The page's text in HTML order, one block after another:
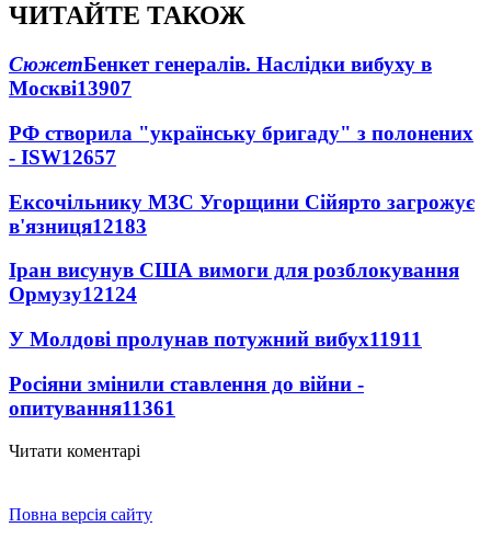
ЧИТАЙТЕ ТАКОЖ
СюжетБенкет генералів. Наслідки вибуху в
Москві13907
РФ створила "українську бригаду" з полонених
- ISW12657
Ексочільнику МЗС Угорщини Сійярто загрожує
в'язниця12183
Іран висунув США вимоги для розблокування
Ормузу12124
У Молдові пролунав потужний вибух11911
Росіяни змінили ставлення до війни -
опитування11361
Читати коментарі
Повна версія сайту